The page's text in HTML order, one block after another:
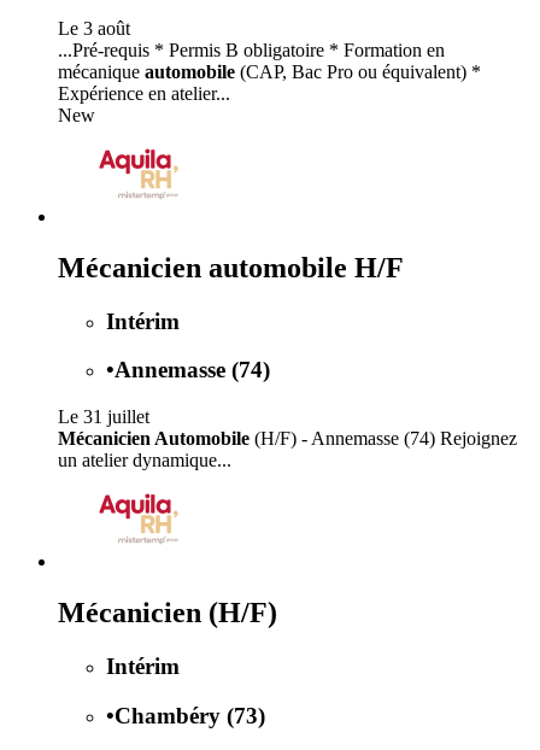
Le 3 août
...Pré-requis * Permis B obligatoire * Formation en
mécanique automobile (CAP, Bac Pro ou équivalent) *
Expérience en atelier...
New
Mécanicien automobile H/F
Intérim
•Annemasse (74)
Le 31 juillet
Mécanicien Automobile (H/F) - Annemasse (74) Rejoignez
un atelier dynamique...
Mécanicien (H/F)
Intérim
•Chambéry (73)